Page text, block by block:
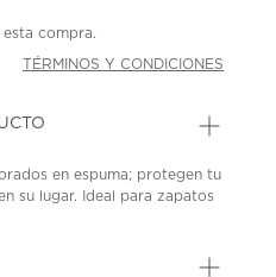
esta compra.
TÉRMINOS Y CONDICIONES
en espuma; protegen tu
su lugar. Ideal para zapatos